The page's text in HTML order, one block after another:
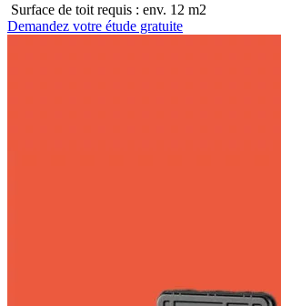
Surface de toit requis : env. 12 m2
Demandez votre étude gratuite